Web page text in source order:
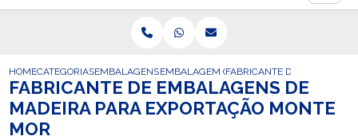
HOMECATEGORIASEMBALAGENS PARA EXPORTACAO
EMBALAGEM CAIXA DE MADEIRA PARA
FABRICANTE DE
FABRICANTE DE EMBALAGENS DE
MADEIRA PARA EXPORTAÇÃO MONTE
MOR